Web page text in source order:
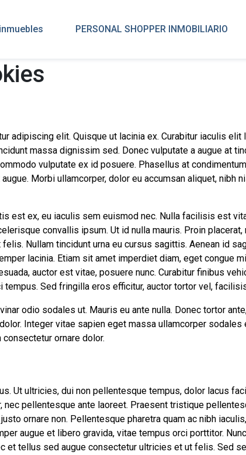
PERSONAL SHOPPER INMOBILIARIO
adipiscing elit. Quisque ut lacinia ex. Curabitur iaculis
massa dignissim sed. Donec vulputate a augue at
vulputate ex id posuere. Phasellus at
Morbi ullamcorper, dolor eu accumsan aliquet,
est ex, eu iaculis sem euismod nec. Nulla facilisis est
convallis ipsum. Ut id nulla mauris. Proin
Nullam tincidunt urna eu cursus sagittis. Aenean id
lacinia. Etiam sit amet imperdiet diam, eget congue
auctor est vitae, posuere nunc. Curabitur finibus
Sed fringilla eros efficitur, auctor tortor vel,
odio sodales ut. Mauris eu ante nulla. Donec tortor
Integer vitae sapien eget massa ullamcorper
ornare dolor.
Ut ultricies, dui non pellentesque tempus, dolor lacus
nec pellentesque ante laoreet. Praesent tristique
ornare non. Pellentesque pharetra quam ac nibh
augue et libero gravida, vitae tempus orci porttitor.
et tellus sed augue consectetur ultricies et ut felis. Sed